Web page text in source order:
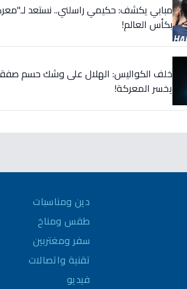
مبابي يكشف: حكيمي راسلني.. نستعد
بكأس العالم!
خلف الكواليس: الهلال على وشك حسم
يخسر المعركة!
دين ومناسبات
طقس ومناخ
سفر ومغتربين
تقنية واتصالات
فيديو